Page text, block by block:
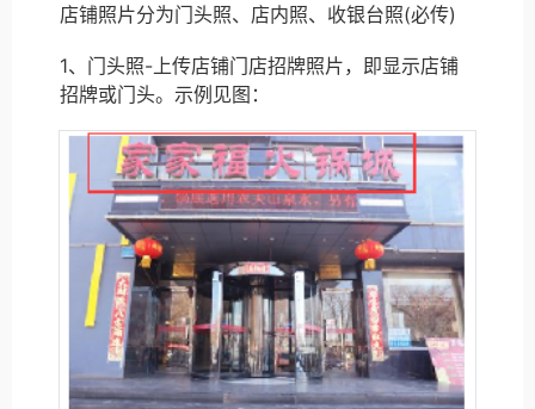
店铺照片分为门头照、店内照、收银台照(必传)
1、门头照-上传店铺门店招牌照片，即显示店铺
招牌或门头。示例见图：